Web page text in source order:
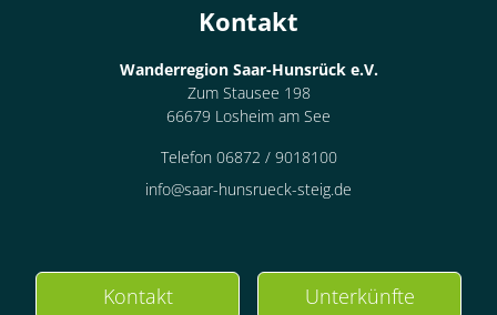
Kontakt
Wanderregion Saar-Hunsrück e.V.
Zum Stausee 198
66679 Losheim am See
Telefon 06872 / 9018100
info@saar-hunsrueck-steig.de
Kontakt Unterkünfte